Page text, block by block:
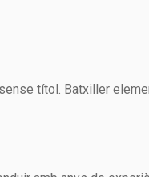
títol. Batxiller